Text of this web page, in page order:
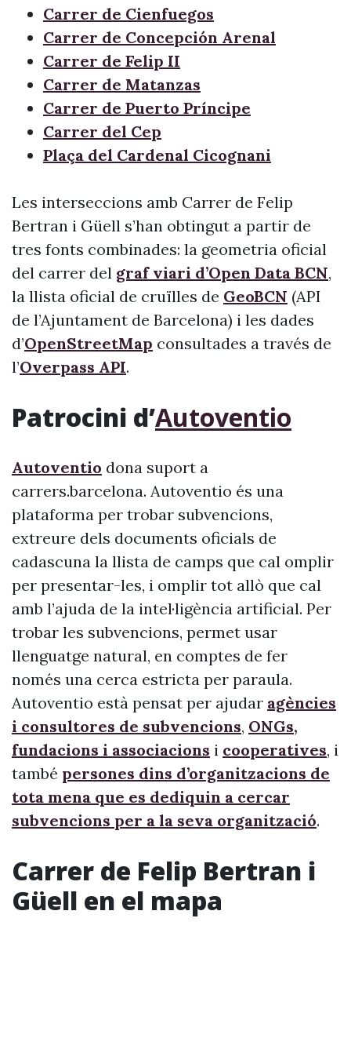
Carrer de Cienfuegos
Carrer de Concepción Arenal
Carrer de Felip II
Carrer de Matanzas
Carrer de Puerto Príncipe
Carrer del Cep
Plaça del Cardenal Cicognani
Les interseccions amb Carrer de Felip
Bertran i Güell s’han obtingut a partir de
tres fonts combinades: la geometria oficial
del carrer del graf viari d’Open Data BCN,
la llista oficial de cruïlles de GeoBCN (API
de l’Ajuntament de Barcelona) i les dades
d’OpenStreetMap consultades a través de
l’Overpass API.
Patrocini d’Autoventio
Autoventio dona suport a
carrers.barcelona. Autoventio és una
plataforma per trobar subvencions,
extreure dels documents oficials de
cadascuna la llista de camps que cal omplir
per presentar-les, i omplir tot allò que cal
amb l’ajuda de la intel·ligència artificial. Per
trobar les subvencions, permet usar
llenguatge natural, en comptes de fer
només una cerca estricta per paraula.
Autoventio està pensat per ajudar agències
i consultores de subvencions, ONGs,
fundacions i associacions i cooperatives, i
també persones dins d’organitzacions de
tota mena que es dediquin a cercar
subvencions per a la seva organització.
Carrer de Felip Bertran i
Güell en el mapa